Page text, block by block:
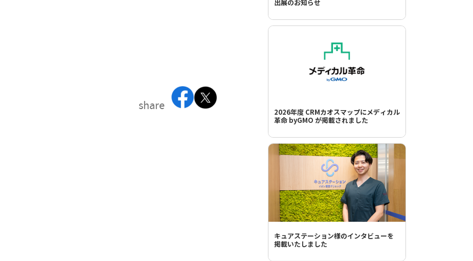
share
出展のお知らせ
2026年度 CRMカオスマップにメディカル
革命 byGMO が掲載されました
キュアステーション様のインタビューを
掲載いたしました